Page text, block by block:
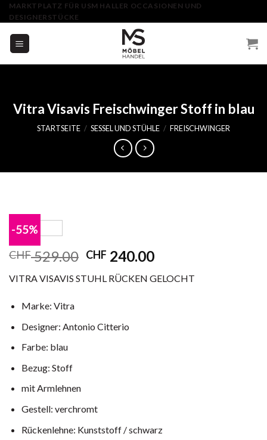
Skip
to
content
MARKTPLATZ FÜR USM HALLER OCCASIONEN UND
DESIGNERSTÜCKE
Vitra Visavis Freischwinger Stoff in blau
STARTSEITE / SESSEL UND STÜHLE / FREISCHWINGER
-55%
CHF529.00 CHF 240.00
VITRA VISAVIS STUHL RÜCKEN GELOCHT
Marke: Vitra
Designer: Antonio Citterio
Farbe: blau
Bezug: Stoff
mit Armlehnen
Gestell: verchromt
Rückenlehne: Kunststoff / schwarz